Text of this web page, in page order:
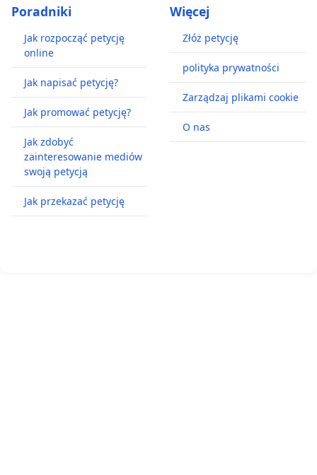
Poradniki
Jak rozpocząć petycję
online
Jak napisać petycję?
Jak promować petycję?
Jak zdobyć
zainteresowanie mediów
swoją petycją
Jak przekazać petycję
Więcej
Złóż petycję
polityka prywatności
Zarządzaj plikami cookie
O nas